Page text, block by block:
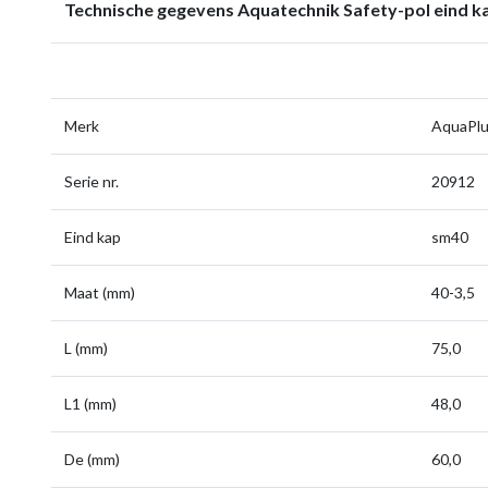
Technische gegevens Aquatechnik Safety-pol eind
Merk
Serie nr. 20912
Eind kap sm40
Maat (mm) 40-3,5
L (mm) 75,0
L1 (mm) 48,0
De (mm) 60,0